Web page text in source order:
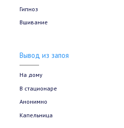
Гипноз
Вшивание
Вывод из запоя
На дому
В стационаре
Анонимно
Капельница